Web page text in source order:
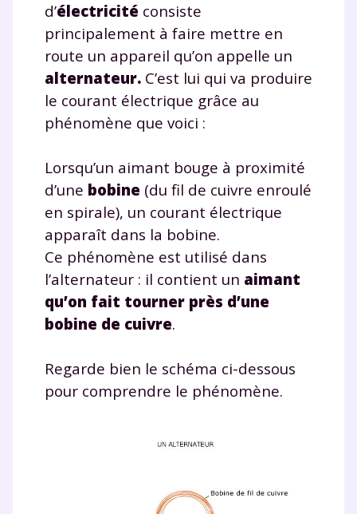
d’électricité consiste
principalement à faire mettre en
route un appareil qu’on appelle un
alternateur. C’est lui qui va produire
le courant électrique grâce au
phénomène que voici :
Lorsqu’un aimant bouge à proximité
d’une bobine (du fil de cuivre enroulé
en spirale), un courant électrique
apparaît dans la bobine.
Ce phénomène est utilisé dans
l’alternateur : il contient un aimant
qu’on fait tourner près d’une
bobine de cuivre.
Regarde bien le schéma ci-dessous
pour comprendre le phénomène.